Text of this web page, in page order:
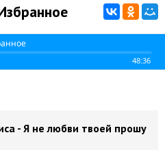
48:36
- Я не любви твоей прошу